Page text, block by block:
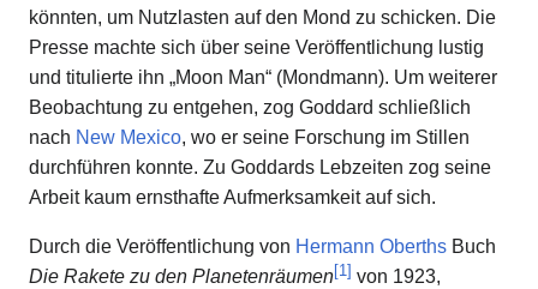
könnten, um Nutzlasten auf den Mond zu schicken. Die
Presse machte sich über seine Veröffentlichung lustig
und titulierte ihn „Moon Man“ (Mondmann). Um weiterer
Beobachtung zu entgehen, zog Goddard schließlich
nach New Mexico, wo er seine Forschung im Stillen
durchführen konnte. Zu Goddards Lebzeiten zog seine
Arbeit kaum ernsthafte Aufmerksamkeit auf sich.
Durch die Veröffentlichung von Hermann Oberths Buch
Die Rakete zu den Planetenräumen[1] von 1923,